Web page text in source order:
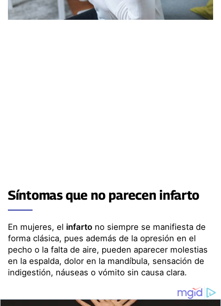
Síntomas que no parecen infarto
En mujeres, el infarto no siempre se manifiesta de
forma clásica, pues además de la opresión en el
pecho o la falta de aire, pueden aparecer molestias
en la espalda, dolor en la mandíbula, sensación de
indigestión, náuseas o vómito sin causa clara.